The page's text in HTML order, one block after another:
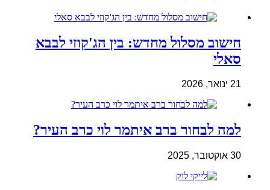
חישוב מסלול מחדש: בין הג'קוזי לבבא
סאלי
21 ינואר, 2026
למה לבחור ברב איתמר לוי כרב העיר?
30 אוקטובר, 2025